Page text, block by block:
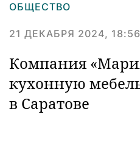
ОБЩЕСТВО
21 ДЕКАБРЯ 2024, 18:56
Компания
кухонную
в Саратове